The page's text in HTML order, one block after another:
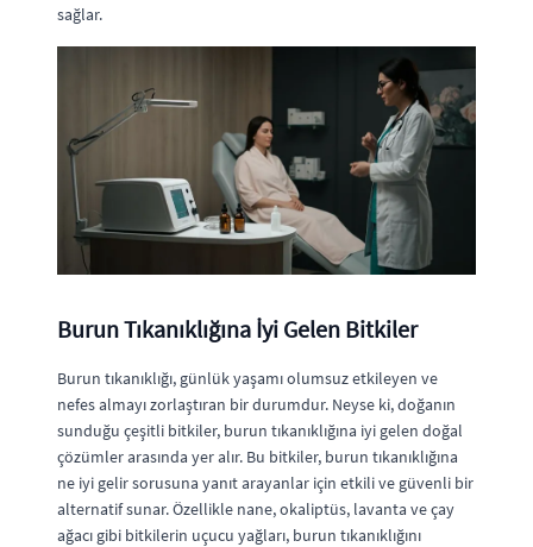
sağlar.
Burun Tıkanıklığına İyi Gelen Bitkiler
Burun tıkanıklığı, günlük yaşamı olumsuz etkileyen ve
nefes almayı zorlaştıran bir durumdur. Neyse ki, doğanın
sunduğu çeşitli bitkiler, burun tıkanıklığına iyi gelen doğal
çözümler arasında yer alır. Bu bitkiler, burun tıkanıklığına
ne iyi gelir sorusuna yanıt arayanlar için etkili ve güvenli bir
alternatif sunar. Özellikle nane, okaliptüs, lavanta ve çay
ağacı gibi bitkilerin uçucu yağları, burun tıkanıklığını